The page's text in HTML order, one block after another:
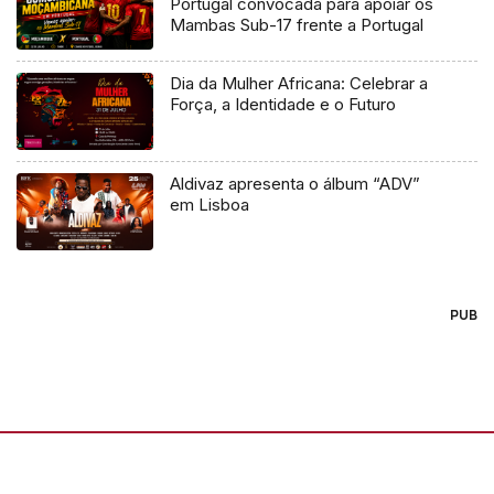
Portugal convocada para apoiar os
Mambas Sub-17 frente a Portugal
Dia da Mulher Africana: Celebrar a
Força, a Identidade e o Futuro
Aldivaz apresenta o álbum “ADV”
em Lisboa
PUB